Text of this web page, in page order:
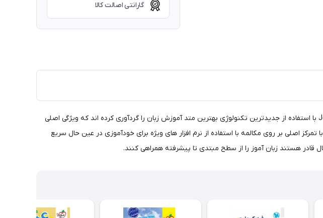
گارانتی اصالت کالا
چهار نویسنده مطرح به نامهای Clive Oxenden و Christina Latham-Koing, Paul Seligson و Jerry Lambert با استفاده از جدیدترین تکنولوژی بهترین متد آموزش زبان را گردآوری کرده اند که ویژگی اصلی
آن کمک به زبان آموزان جهت شروع و بهبود مکالمه می باشد. کتاب های American English File 3rd Edition با تمرکز اصلی بر روی مکالمه با استفاده از نرم افزار های ویژه برای خودآموزی در عین حال سریع